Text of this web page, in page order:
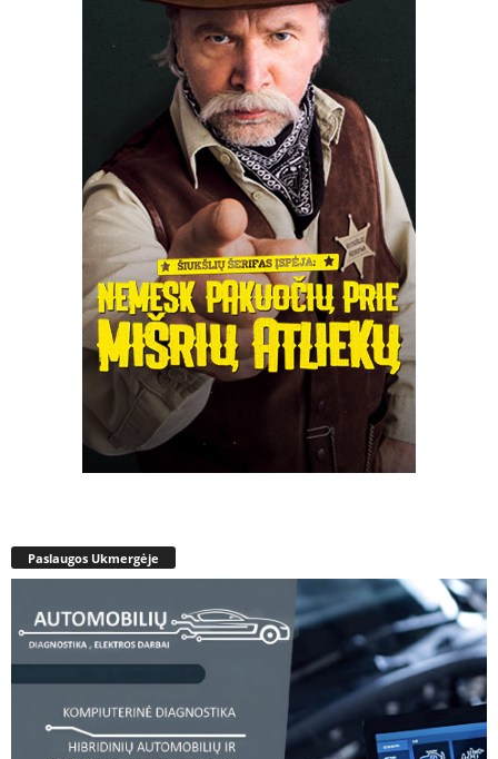
Paslaugos Ukmergėje